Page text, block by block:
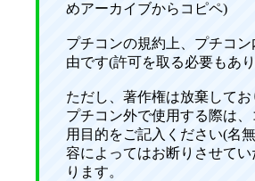
めアーカイブからコピペ)
プチコンの規約上、プチコ
由です(許可を取る必要もあり
ただし、著作権は放棄してお
プチコン外で使用する際は
用目的をご記入ください(名
容によってはお断りさせて
ります。